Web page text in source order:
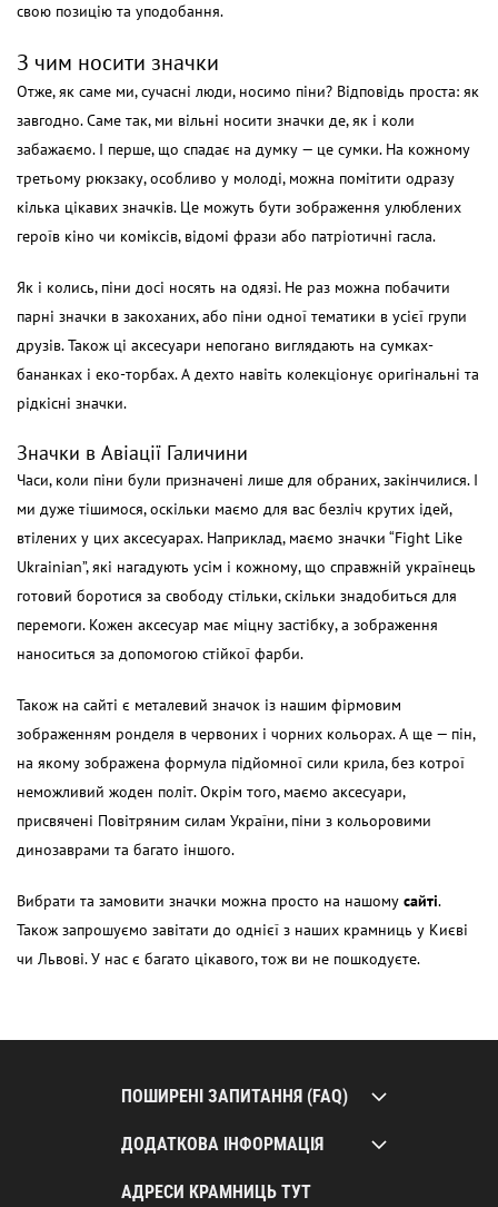
свою позицію та уподобання.
З чим носити значки
Отже, як саме ми, сучасні люди, носимо піни? Відповідь проста: як
завгодно. Саме так, ми вільні носити значки де, як і коли
забажаємо. І перше, що спадає на думку — це сумки. На кожному
третьому рюкзаку, особливо у молоді, можна помітити одразу
кілька цікавих значків. Це можуть бути зображення улюблених
героїв кіно чи коміксів, відомі фрази або патріотичні гасла.
Як і колись, піни досі носять на одязі. Не раз можна побачити
парні значки в закоханих, або піни одної тематики в усієї групи
друзів. Також ці аксесуари непогано виглядають на сумках-
бананках і еко-торбах. А дехто навіть колекціонує оригінальні та
рідкісні значки.
Значки в Авіації Галичини
Часи, коли піни були призначені лише для обраних, закінчилися. І
ми дуже тішимося, оскільки маємо для вас безліч крутих ідей,
втілених у цих аксесуарах. Наприклад, маємо значки “Fight Like
Ukrainian”, які нагадують усім і кожному, що справжній українець
готовий боротися за свободу стільки, скільки знадобиться для
перемоги. Кожен аксесуар має міцну застібку, а зображення
наноситься за допомогою стійкої фарби.
Також на сайті є металевий значок із нашим фірмовим
зображенням ронделя в червоних і чорних кольорах. А ще — пін,
на якому зображена формула підйомної сили крила, без котрої
неможливий жоден політ. Окрім того, маємо аксесуари,
присвячені Повітряним силам України, піни з кольоровими
динозаврами та багато іншого.
Вибрати та замовити значки можна просто на нашому сайті.
Також запрошуємо завітати до однієї з наших крамниць у Києві
чи Львові. У нас є багато цікавого, тож ви не пошкодуєте.
ПОШИРЕНІ ЗАПИТАННЯ (FAQ)
ДОДАТКОВА ІНФОРМАЦІЯ
АДРЕСИ КРАМНИЦЬ ТУТ